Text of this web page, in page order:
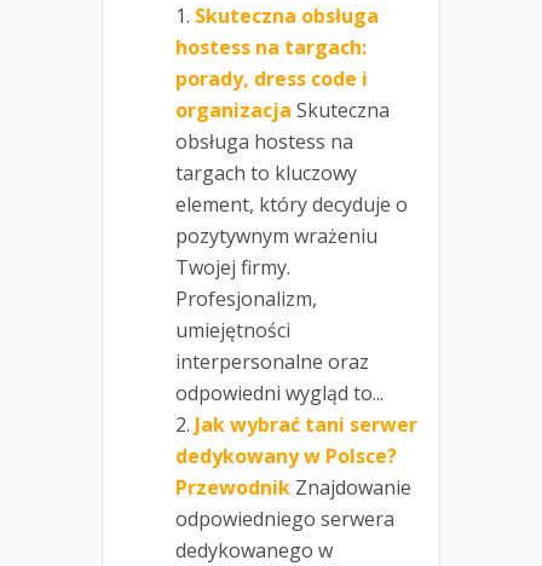
Skuteczna obsługa
hostess na targach:
porady, dress code i
organizacja Skuteczna
obsługa hostess na
targach to kluczowy
element, który decyduje o
pozytywnym wrażeniu
Twojej firmy.
Profesjonalizm,
umiejętności
interpersonalne oraz
odpowiedni wygląd to...
Jak wybrać tani serwer
dedykowany w Polsce?
Przewodnik Znajdowanie
odpowiedniego serwera
dedykowanego w